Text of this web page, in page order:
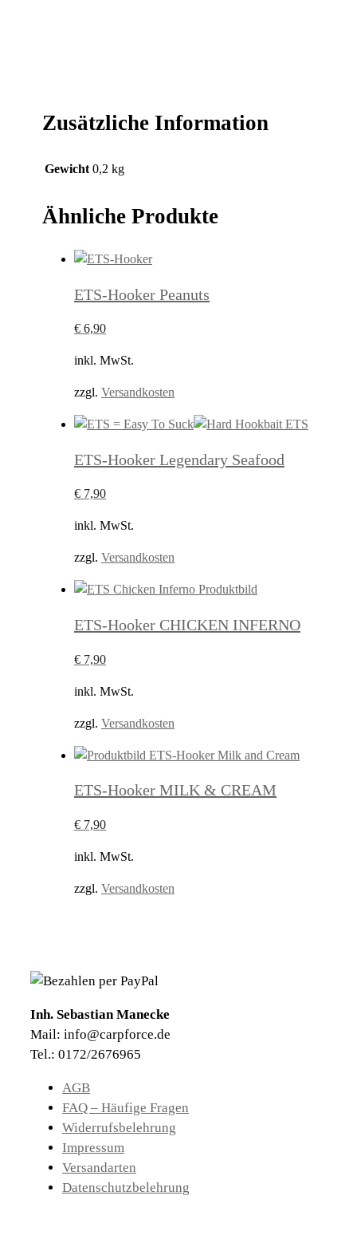
Zusätzliche Information
Gewicht 0,2 kg
Ähnliche Produkte
ETS-Hooker Peanuts
€ 6,90
inkl. MwSt.
zzgl. Versandkosten
ETS-Hooker Legendary Seafood
€ 7,90
inkl. MwSt.
zzgl. Versandkosten
ETS-Hooker CHICKEN INFERNO
€ 7,90
inkl. MwSt.
zzgl. Versandkosten
ETS-Hooker MILK & CREAM
€ 7,90
inkl. MwSt.
zzgl. Versandkosten
Inh. Sebastian Manecke
Mail: info@carpforce.de
Tel.: 0172/2676965
AGB
FAQ – Häufige Fragen
Widerrufsbelehrung
Impressum
Versandarten
Datenschutzbelehrung